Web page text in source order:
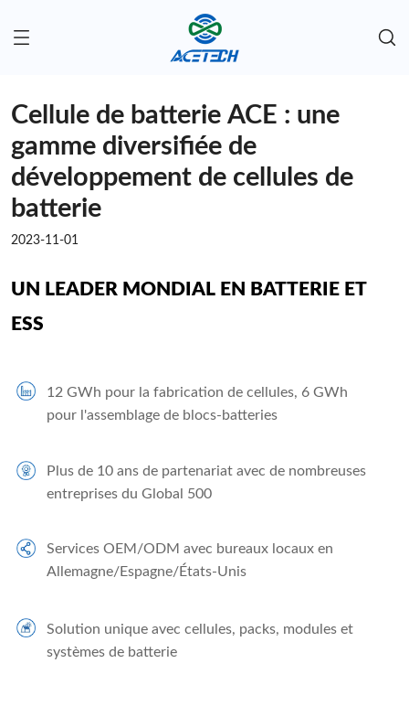
Cellule de batterie ACE : une
gamme diversifiée de
développement de cellules de
batterie
2023-11-01
UN LEADER MONDIAL EN BATTERIE ET ​​
ESS
12 GWh pour la fabrication de cellules, 6 GWh
pour l'assemblage de blocs-batteries
Plus de 10 ans de partenariat avec de nombreuses
entreprises du Global 500
Services OEM/ODM avec bureaux locaux en
Allemagne/Espagne/États-Unis
Solution unique avec cellules, packs, modules et
systèmes de batterie